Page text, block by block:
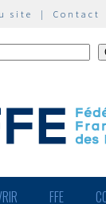
site | Contact
FFE